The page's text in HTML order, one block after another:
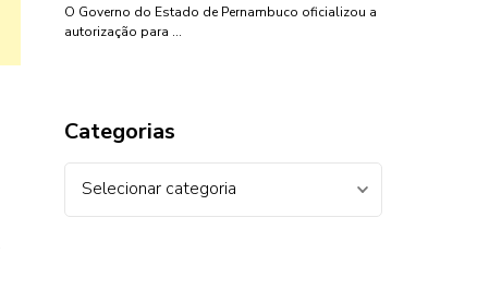
O Governo do Estado de Pernambuco oficializou a
autorização para …
Categorias
Categorias